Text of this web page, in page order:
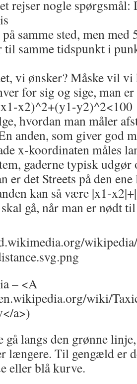
rejser nogle spørgsmål:
på samme sted, men
til samme tidspunkt i
vi ønsker? Måske vil vi
for sig og sige, man
x2)^2+(y1-y2)^2<100
hvordan man måler
anden, som giver god
x-koordinaten måles
gaderne typisk udgør
er det Streets på den
kan så være |x1-
gå, når man er nødt
– <A
wiki/
a>)
langs den grønne
længere. Til gengæld er
eller blå kurve.